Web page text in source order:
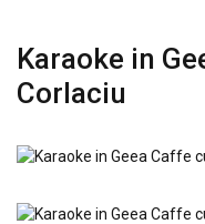
Karaoke in
Corlaciu